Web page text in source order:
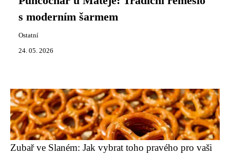
s moderním šarmem
Ostatní
24. 05. 2026
Zubař ve Slaném: Jak vybrat toho pravého pro vaši